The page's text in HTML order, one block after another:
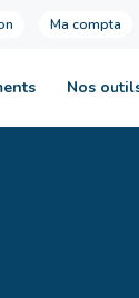
Ma compta
Nos